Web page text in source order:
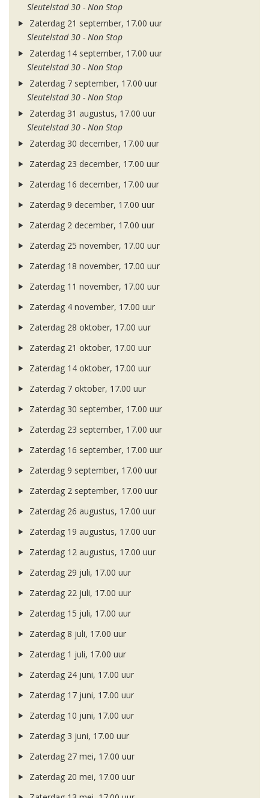
Sleutelstad 30 - Non Stop
Zaterdag 21 september, 17.00 uur
Sleutelstad 30 - Non Stop
Zaterdag 14 september, 17.00 uur
Sleutelstad 30 - Non Stop
Zaterdag 7 september, 17.00 uur
Sleutelstad 30 - Non Stop
Zaterdag 31 augustus, 17.00 uur
Sleutelstad 30 - Non Stop
Zaterdag 30 december, 17.00 uur
Zaterdag 23 december, 17.00 uur
Zaterdag 16 december, 17.00 uur
Zaterdag 9 december, 17.00 uur
Zaterdag 2 december, 17.00 uur
Zaterdag 25 november, 17.00 uur
Zaterdag 18 november, 17.00 uur
Zaterdag 11 november, 17.00 uur
Zaterdag 4 november, 17.00 uur
Zaterdag 28 oktober, 17.00 uur
Zaterdag 21 oktober, 17.00 uur
Zaterdag 14 oktober, 17.00 uur
Zaterdag 7 oktober, 17.00 uur
Zaterdag 30 september, 17.00 uur
Zaterdag 23 september, 17.00 uur
Zaterdag 16 september, 17.00 uur
Zaterdag 9 september, 17.00 uur
Zaterdag 2 september, 17.00 uur
Zaterdag 26 augustus, 17.00 uur
Zaterdag 19 augustus, 17.00 uur
Zaterdag 12 augustus, 17.00 uur
Zaterdag 29 juli, 17.00 uur
Zaterdag 22 juli, 17.00 uur
Zaterdag 15 juli, 17.00 uur
Zaterdag 8 juli, 17.00 uur
Zaterdag 1 juli, 17.00 uur
Zaterdag 24 juni, 17.00 uur
Zaterdag 17 juni, 17.00 uur
Zaterdag 10 juni, 17.00 uur
Zaterdag 3 juni, 17.00 uur
Zaterdag 27 mei, 17.00 uur
Zaterdag 20 mei, 17.00 uur